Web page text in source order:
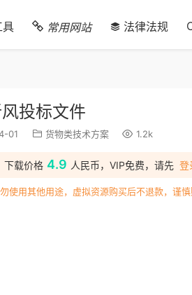
具 常用网站 法律法规
投标文件
01 货物类技术方案 1.2k
下载价格 4.9 人民币，VIP免费，请先 登
使用其他用途，虚拟资源购买后不退款，谨慎